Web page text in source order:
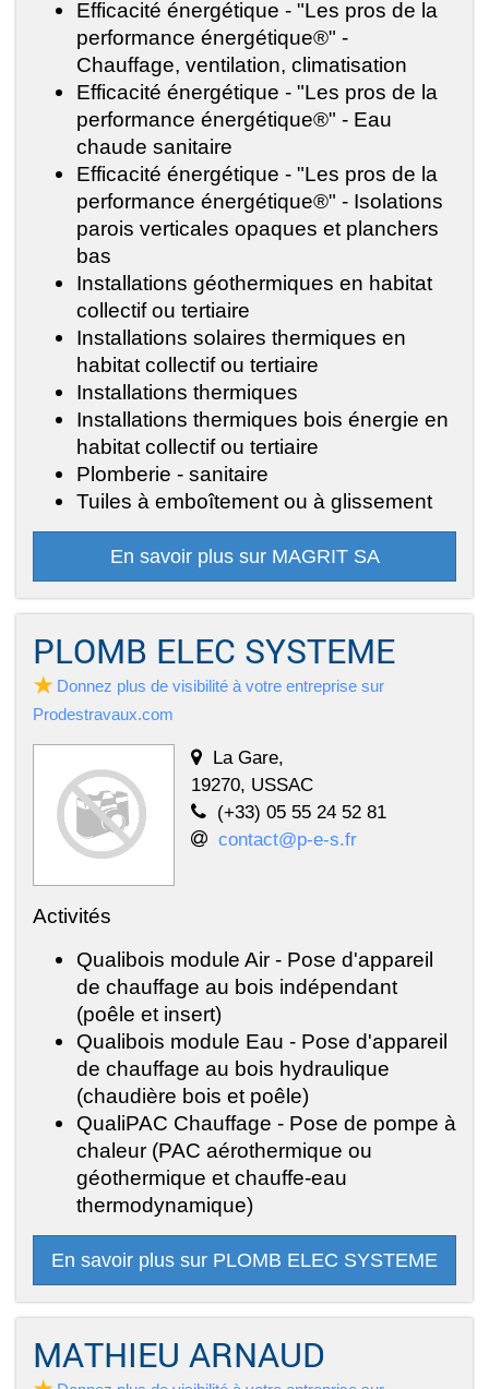
Efficacité énergétique - "Les pros de la
performance énergétique®" -
Chauffage, ventilation, climatisation
Efficacité énergétique - "Les pros de la
performance énergétique®" - Eau
chaude sanitaire
Efficacité énergétique - "Les pros de la
performance énergétique®" - Isolations
parois verticales opaques et planchers
bas
Installations géothermiques en habitat
collectif ou tertiaire
Installations solaires thermiques en
habitat collectif ou tertiaire
Installations thermiques
Installations thermiques bois énergie en
habitat collectif ou tertiaire
Plomberie - sanitaire
Tuiles à emboîtement ou à glissement
En savoir plus sur MAGRIT SA
PLOMB ELEC SYSTEME
Donnez plus de visibilité à votre entreprise sur
Prodestravaux.com
La Gare,
19270, USSAC
(+33) 05 55 24 52 81
contact@p-e-s.fr
Activités
Qualibois module Air - Pose d'appareil
de chauffage au bois indépendant
(poêle et insert)
Qualibois module Eau - Pose d'appareil
de chauffage au bois hydraulique
(chaudière bois et poêle)
QualiPAC Chauffage - Pose de pompe à
chaleur (PAC aérothermique ou
géothermique et chauffe-eau
thermodynamique)
En savoir plus sur PLOMB ELEC SYSTEME
MATHIEU ARNAUD